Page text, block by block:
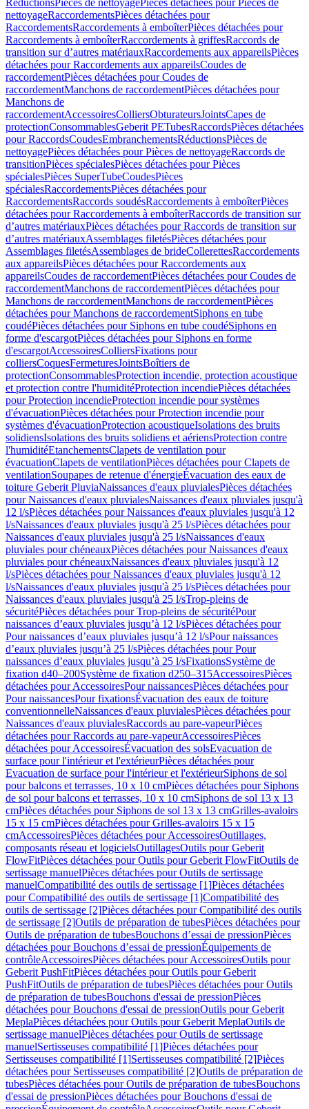
RéductionsPièces de nettoyagePièces détachées pour Pièces de
nettoyageRaccordementsPièces détachées pour
RaccordementsRaccordements à emboîterPièces détachées pour
Raccordements à emboîterRaccordements à griffesRaccords de
transition sur d’autres matériauxRaccordements aux appareilsPièces
détachées pour Raccordements aux appareilsCoudes de
raccordementPièces détachées pour Coudes de
raccordementManchons de raccordementPièces détachées pour
Manchons de
raccordementAccessoiresColliersObturateursJointsCapes de
protectionConsommablesGeberit PETubesRaccordsPièces détachées
pour RaccordsCoudesEmbranchementsRéductionsPièces de
nettoyagePièces détachées pour Pièces de nettoyageRaccords de
transitionPièces spécialesPièces détachées pour Pièces
spécialesPièces SuperTubeCoudesPièces
spécialesRaccordementsPièces détachées pour
RaccordementsRaccords soudésRaccordements à emboîterPièces
détachées pour Raccordements à emboîterRaccords de transition sur
d’autres matériauxPièces détachées pour Raccords de transition sur
d’autres matériauxAssemblages filetésPièces détachées pour
Assemblages filetésAssemblages de brideCollerettesRaccordements
aux appareilsPièces détachées pour Raccordements aux
appareilsCoudes de raccordementPièces détachées pour Coudes de
raccordementManchons de raccordementPièces détachées pour
Manchons de raccordementManchons de raccordementPièces
détachées pour Manchons de raccordementSiphons en tube
coudéPièces détachées pour Siphons en tube coudéSiphons en
forme d'escargotPièces détachées pour Siphons en forme
d'escargotAccessoiresColliersFixations pour
colliersCoquesFermeturesJointsBoîtiers de
protectionConsommablesProtection incendie, protection acoustique
et protection contre l'humiditéProtection incendiePièces détachées
pour Protection incendieProtection incendie pour systèmes
d'évacuationPièces détachées pour Protection incendie pour
systèmes d'évacuationProtection acoustiqueIsolations des bruits
solidiensIsolations des bruits solidiens et aériensProtection contre
l'humiditéEtanchementsClapets de ventilation pour
évacuationClapets de ventilationPièces détachées pour Clapets de
ventilationSoupapes de retenue d'énergieÉvacuation des eaux de
toiture Geberit PluviaNaissances d'eaux pluvialesPièces détachées
pour Naissances d'eaux pluvialesNaissances d'eaux pluviales jusqu'à
12 l/sPièces détachées pour Naissances d'eaux pluviales jusqu'à 12
l/sNaissances d'eaux pluviales jusqu'à 25 l/sPièces détachées pour
Naissances d'eaux pluviales jusqu'à 25 l/sNaissances d'eaux
pluviales pour chéneauxPièces détachées pour Naissances d'eaux
pluviales pour chéneauxNaissances d'eaux pluviales jusqu'à 12
l/sPièces détachées pour Naissances d'eaux pluviales jusqu'à 12
l/sNaissances d'eaux pluviales jusqu'à 25 l/sPièces détachées pour
Naissances d'eaux pluviales jusqu'à 25 l/sTrop-pleins de
sécuritéPièces détachées pour Trop-pleins de sécuritéPour
naissances d’eaux pluviales jusqu’à 12 l/sPièces détachées pour
Pour naissances d’eaux pluviales jusqu’à 12 l/sPour naissances
d’eaux pluviales jusqu’à 25 l/sPièces détachées pour Pour
naissances d’eaux pluviales jusqu’à 25 l/sFixationsSystème de
fixation d40–200Système de fixation d250–315AccessoiresPièces
détachées pour AccessoiresPour naissancesPièces détachées pour
Pour naissancesPour fixationsÉvacuation des eaux de toiture
conventionnelleNaissances d'eaux pluvialesPièces détachées pour
Naissances d'eaux pluvialesRaccords au pare-vapeurPièces
détachées pour Raccords au pare-vapeurAccessoiresPièces
détachées pour AccessoiresÉvacuation des solsEvacuation de
surface pour l'intérieur et l'extérieurPièces détachées pour
Evacuation de surface pour l'intérieur et l'extérieurSiphons de sol
pour balcons et terrasses, 10 x 10 cmPièces détachées pour Siphons
de sol pour balcons et terrasses, 10 x 10 cmSiphons de sol 13 x 13
cmPièces détachées pour Siphons de sol 13 x 13 cmGrilles-avaloirs
15 x 15 cmPièces détachées pour Grilles-avaloirs 15 x 15
cmAccessoiresPièces détachées pour AccessoiresOutillages,
composants réseau et logicielsOutillagesOutils pour Geberit
FlowFitPièces détachées pour Outils pour Geberit FlowFitOutils de
sertissage manuelPièces détachées pour Outils de sertissage
manuelCompatibilité des outils de sertissage [1]Pièces détachées
pour Compatibilité des outils de sertissage [1]Compatibilité des
outils de sertissage [2]Pièces détachées pour Compatibilité des outils
de sertissage [2]Outils de préparation de tubesPièces détachées pour
Outils de préparation de tubesBouchons d’essai de pressionPièces
détachées pour Bouchons d’essai de pressionÉquipements de
contrôleAccessoiresPièces détachées pour AccessoiresOutils pour
Geberit PushFitPièces détachées pour Outils pour Geberit
PushFitOutils de préparation de tubesPièces détachées pour Outils
de préparation de tubesBouchons d'essai de pressionPièces
détachées pour Bouchons d'essai de pressionOutils pour Geberit
MeplaPièces détachées pour Outils pour Geberit MeplaOutils de
sertissage manuelPièces détachées pour Outils de sertissage
manuelSertisseuses compatibilité [1]Pièces détachées pour
Sertisseuses compatibilité [1]Sertisseuses compatibilité [2]Pièces
détachées pour Sertisseuses compatibilité [2]Outils de préparation de
tubesPièces détachées pour Outils de préparation de tubesBouchons
d'essai de pressionPièces détachées pour Bouchons d'essai de